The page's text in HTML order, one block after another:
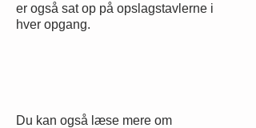
er også sat op på opslagstavlerne i
hver opgang.
Du kan også læse mere om